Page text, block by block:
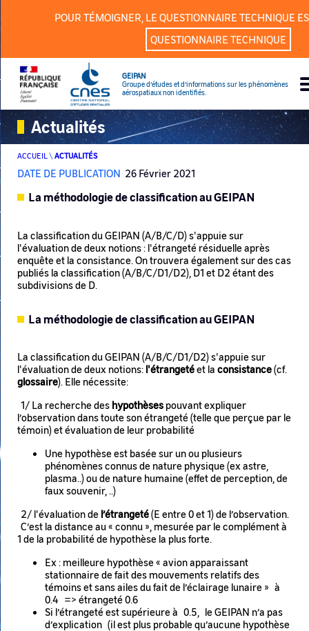
Panneau de gestion des cookies
POUR TÉMOIGNER, LE QUESTIONNAIRE TECHNIQUE
QUESTIONNAIRE TECHNIQUE
GEIPAN
Groupe d’études et d’informations sur les phénomènes
aérospatiaux non identifiés.
Actualités
ACCUEIL\ ACTUALITÉS
DATE DE PUBLICATION 26 Février 2021
La méthodologie de classification au GEIPAN
La classification du GEIPAN (A/B/C/D) s'appuie sur
l'évaluation de deux notions : l'étrangeté résiduelle après
enquête et la consistance. On trouvera également sur des cas
publiés la classification (A/B/C/D1/D2), D1 et D2 étant des
subdivisions de D.
La méthodologie de classification au GEIPAN
La classification du GEIPAN (A/B/C/D1/D2) s'appuie sur
l'évaluation de deux notions: l'étrangetéet la consistance(cf.
glossaire). Elle nécessite:
1/ La recherche des hypothèsespouvant expliquer
l’observation dans toute son étrangeté (telle que perçue par le
témoin) et évaluation de leur probabilité
Une hypothèse est basée sur un ou plusieurs
phénomènes connus de nature physique (ex astre,
plasma..) ou de nature humaine (effet de perception, de
faux souvenir, ..)
2/ l'évaluation de l’étrangeté(E entre 0 et 1) de l’observation.
C’est la distance au « connu », mesurée par le complément à
1 de la probabilité de hypothèse la plus forte.
Ex : meilleure hypothèse « avion apparaissant
stationnaire de fait des mouvements relatifs des
témoins et sans ailes du fait de l’éclairage lunaire » à
0.4 => étrangeté 0.6
Si l’étrangeté est supérieure à 0.5, le GEIPAN n’a pas
d’explication (il est plus probable qu’aucune hypothèse